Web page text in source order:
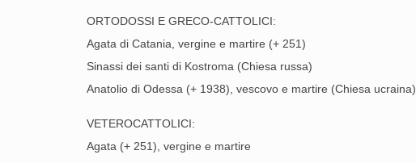
ORTODOSSI E GRECO-CATTOLICI:
Agata di Catania, vergine e martire (+ 251)
Sinassi dei santi di Kostroma (Chiesa russa)
Anatolio di Odessa (+ 1938), vescovo e martire (Chiesa ucraina)
VETEROCATTOLICI:
Agata (+ 251), vergine e martire